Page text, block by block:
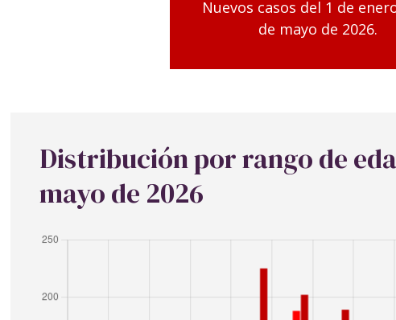
Nuevos casos del 1 de
de mayo de 2026.
Distribución por rango de
mayo de 2026